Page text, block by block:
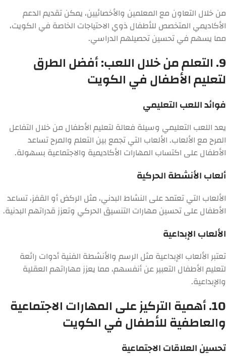
من خلال التعاون مع المعلمين والأخصائيين، يمكن تقديم الدعم
الأكاديمي المتخصص للأطفال ذوي الاحتياجات الخاصة في الكويت،
مما يسهم في تحسين تحصيلهم الدراسي.
9. التعلم من خلال اللعب: أفضل الطرق
لتعليم الأطفال في الكويت
فوائد اللعب التعليمي
يعد اللعب التعليمي وسيلة فعالة لتعليم الأطفال من خلال التفاعل
المرح مع الألعاب. الألعاب التي تجمع بين التعلم والمرح تساعد
الأطفال على اكتساب المهارات الأكاديمية والاجتماعية بسهولة.
ألعاب الأنشطة الحركية
الألعاب التي تعتمد على النشاط البدني، مثل الركض أو القفز، تساعد
الأطفال على تحسين مهارات التنسيق الحركي وتعزز قدراتهم البدنية.
الألعاب الإبداعية
تعتبر الألعاب الإبداعية مثل الرسم والأنشطة الفنية أدوات رائعة
لتعليم الأطفال التعبير عن أنفسهم، مما يعزز مهاراتهم العقلية
والإبداعية.
10. أهمية التركيز على المهارات الاجتماعية
والعاطفية للأطفال في الكويت
تحسين العلاقات الاجتماعية